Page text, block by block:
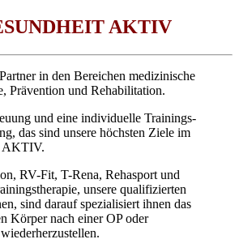
AKTIV
in den Bereichen medizinische
Prävention und Rehabilitation.
und eine individuelle Trainings-
das sind unsere höchsten Ziele im
RV-Fit, T-Rena, Rehasport und
unsere qualifizierten
sind darauf spezialisiert ihnen das
Körper nach einer OP oder